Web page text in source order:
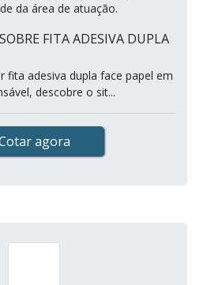
da área de atuação.
FITA ADESIVA DUPLA
fita adesiva dupla face papel em
descobre o sit...
agora